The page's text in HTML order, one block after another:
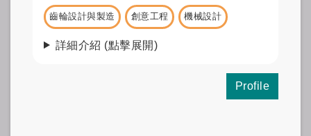
齒輪設計與製造 創意工程 機械設計
詳細介紹 (點擊展開)
Profile